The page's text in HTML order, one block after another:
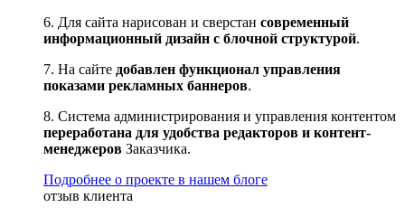
6. Для сайта нарисован и сверстан современный
информационный дизайн с блочной структурой.
7. На сайте добавлен функционал управления
показами рекламных баннеров.
8. Система администрирования и управления контентом
переработана для удобства редакторов и контент-
менеджеров Заказчика.
Подробнее о проекте в нашем блоге
отзыв клиента